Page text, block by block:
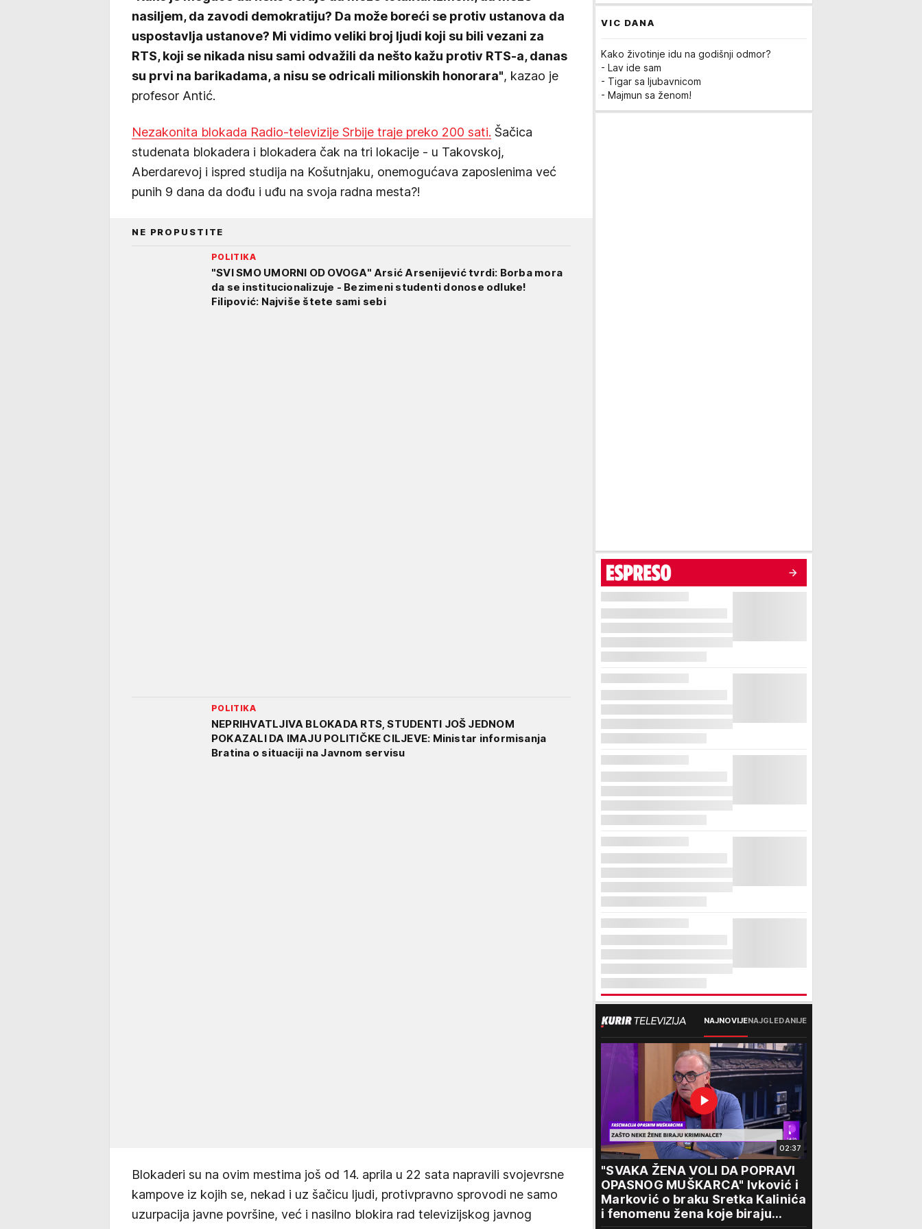
nasiljem, da zavodi demokratiju? Da može boreći se protiv ustanova da
uspostavlja ustanove? Mi vidimo veliki broj ljudi koji su bili vezani za
RTS, koji se nikada nisu sami odvažili da nešto kažu protiv RTS-a, danas
su prvi na barikadama, a nisu se odricali milionskih honorara", kazao je
profesor Antić.
Nezakonita blokada Radio-televizije Srbije traje preko 200 sati. Šačica
studenata blokadera i blokadera čak na tri lokacije - u Takovskoj,
Aberdarevoj i ispred studija na Košutnjaku, onemogućava zaposlenima već
punih 9 dana da dođu i uđu na svoja radna mesta?!
NE PROPUSTITE
POLITIKA
"SVI SMO UMORNI OD OVOGA" Arsić Arsenijević tvrdi: Borba mora
da se institucionalizuje - Bezimeni studenti donose odluke!
Filipović: Najviše štete sami sebi
POLITIKA
NEPRIHVATLJIVA BLOKADA RTS, STUDENTI JOŠ JEDNOM
POKAZALI DA IMAJU POLITIČKE CILJEVE: Ministar informisanja
Bratina o situaciji na Javnom servisu
Blokaderi su na ovim mestima još od 14. aprila u 22 sata napravili svojevrsne
kampove iz kojih se, nekad i uz šačicu ljudi, protivpravno sprovodi ne samo
uzurpacija javne površine, već i nasilno blokira rad televizijskog javnog
VIC DANA
Kako životinje idu na godišnji odmor?
- Lav ide sam
- Tigar sa ljubavnicom
- Majmun sa ženom!
NAJNOVIJENAJGLEDANIJE
02:37
"SVAKA ŽENA VOLI DA POPRAVI
OPASNOG MUŠKARCA" Ivković i
Marković o braku Sretka Kalinića
i fenomenu žena koje biraju